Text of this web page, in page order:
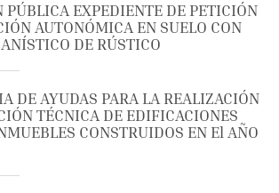
PÚBLICA EXPEDIENTE DE PETICIÓN
AUTONÓMICA EN SUELO CON
DE RÚSTICO
DE AYUDAS PARA LA REALIZACIÓN
TÉCNICA DE EDIFICACIONES
CONSTRUIDOS EN El AÑO